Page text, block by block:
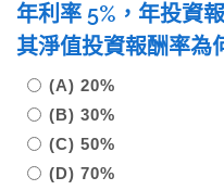
年利率 5%，年投資
其淨值投資報酬率
(A) 20%
(B) 30%
(C) 50%
(D) 70%